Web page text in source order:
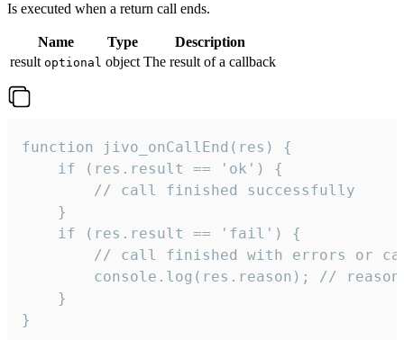
Is executed when a return call ends.
Name Type
Description
result optional object The result of a callback
function jivo_onCallEnd(res) {
    if (res.result == 'ok') {
        // call finished successfully
    }
    if (res.result == 'fail') {
// call finished with errors or
console.log(res.reason); //
    }
}